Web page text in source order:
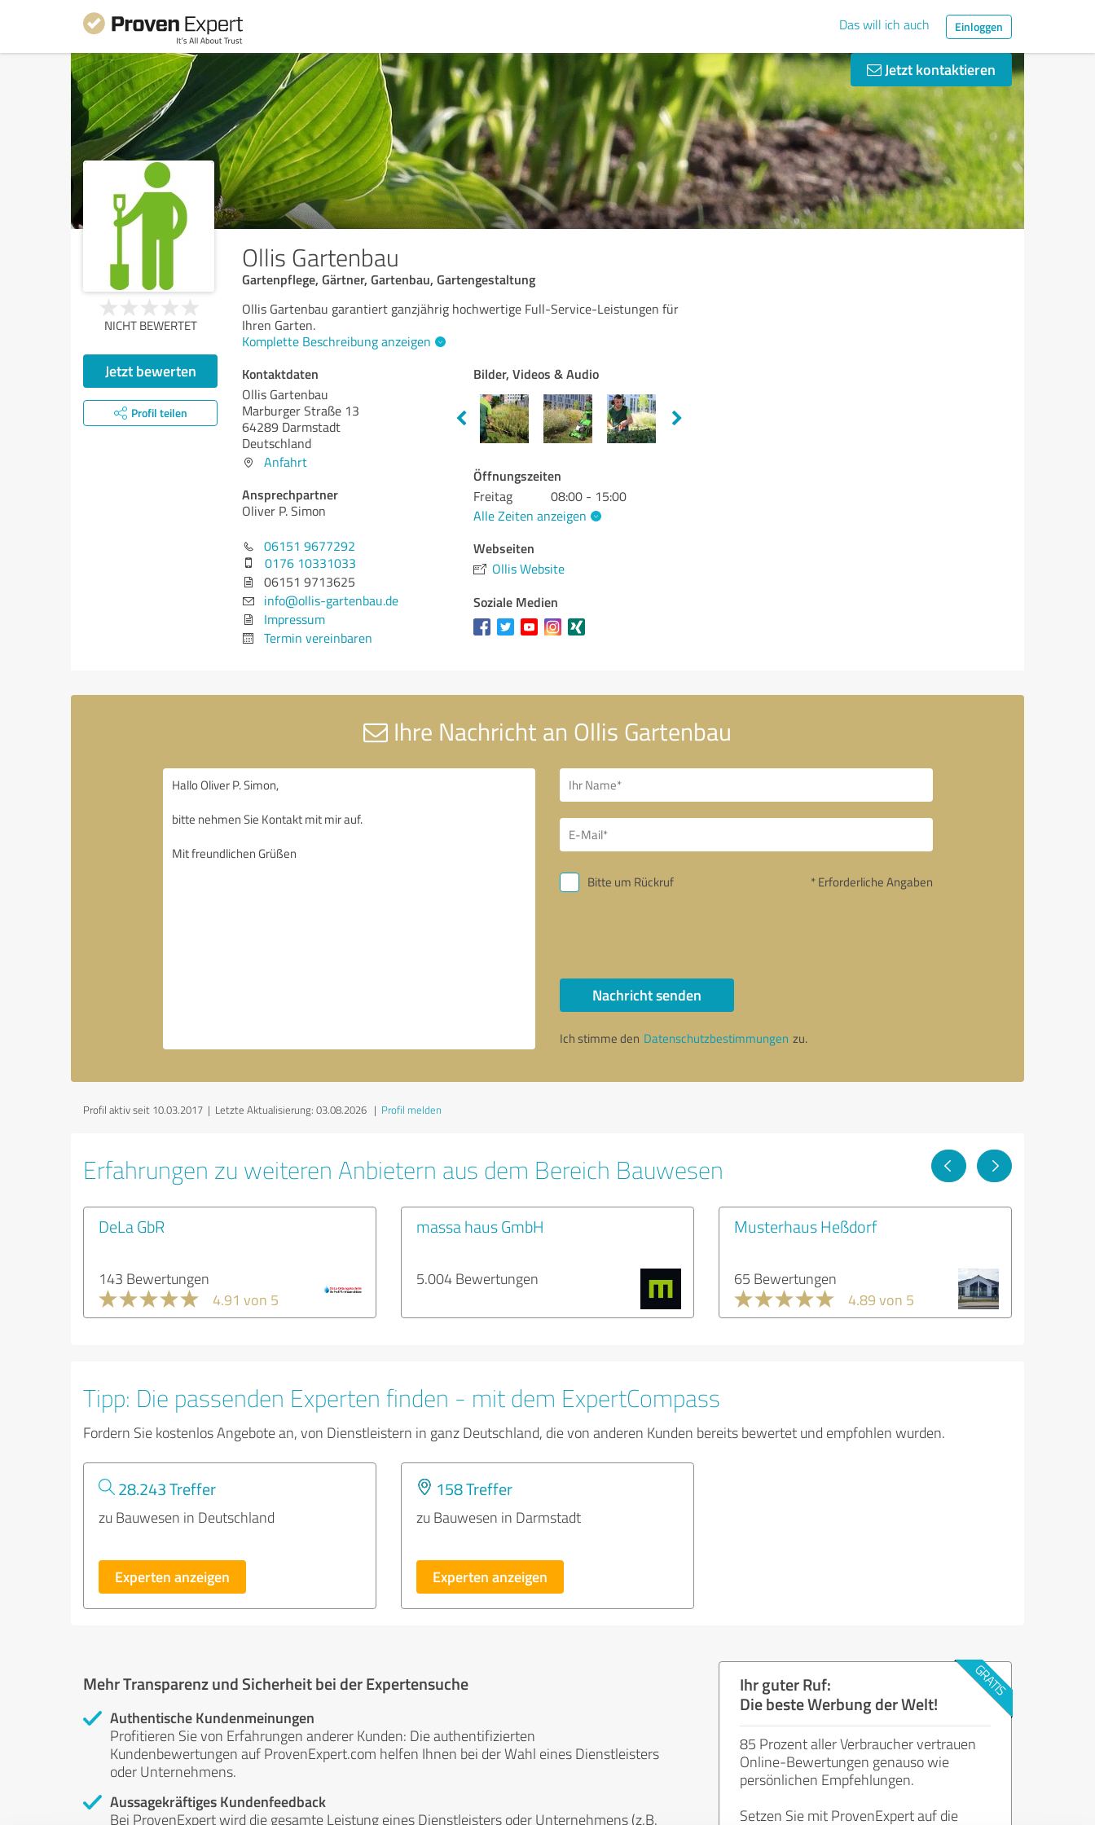
Das will ich auch Einloggen
Jetzt kontaktieren
Ollis Gartenbau
Gartenpflege, Gärtner, Gartenbau, Gartengestaltung
NICHT BEWERTET
Jetzt bewerten
Profil teilen
Ollis Gartenbau garantiert ganzjährig hochwertige Full-Service-Leistungen für
Ihren Garten.
Komplette Beschreibung anzeigen
Kontaktdaten
Ollis Gartenbau
Marburger Straße 13
64289 Darmstadt
Deutschland
Anfahrt
Ansprechpartner
Oliver P. Simon
06151 9677292
0176 10331033
06151 9713625
info@ollis-gartenbau.de
Impressum
Termin vereinbaren
Bilder, Videos & Audio
Öffnungszeiten
Freitag
08:00 - 15:00
Alle Zeiten anzeigen
Webseiten
Ollis Website
Soziale Medien
Ihre Nachricht an Ollis Gartenbau
Bitte um Rückruf * Erforderliche Angaben
Nachricht senden
Ich stimme den Datenschutzbestimmungen zu.
Profil aktiv seit 10.03.2017 | Letzte Aktualisierung: 03.08.2026 | Profil melden
Erfahrungen zu weiteren Anbietern aus dem Bereich Bauwesen
DeLa GbR
143 Bewertungen
4.91 von 5
massa haus GmbH
5.004 Bewertungen
Musterhaus Heßdorf
65 Bewertungen
4.89 von 5
Tipp: Die passenden Experten finden - mit dem ExpertCompass
Fordern Sie kostenlos Angebote an, von Dienstleistern in ganz Deutschland, die von anderen Kunden bereits bewertet und empfohlen wurden.
28.243 Treffer
zu Bauwesen in Deutschland
Experten anzeigen
158 Treffer
zu Bauwesen in Darmstadt
Experten anzeigen
Mehr Transparenz und Sicherheit bei der Expertensuche
Authentische Kundenmeinungen
Profitieren Sie von Erfahrungen anderer Kunden: Die authentifizierten
Kundenbewertungen auf ProvenExpert.com helfen Ihnen bei der Wahl eines Dienstleisters
oder Unternehmens.
Aussagekräftiges Kundenfeedback
Bei ProvenExpert wird die gesamte Leistung eines Dienstleisters oder Unternehmens (z.B.
Ihr guter Ruf:
Die beste Werbung der Welt!
85 Prozent aller Verbraucher vertrauen
Online-Bewertungen genauso wie
persönlichen Empfehlungen.
Setzen Sie mit ProvenExpert auf die